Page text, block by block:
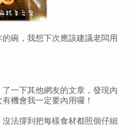
碗，我想下次應該建議老闆用
一下其他網友的文章，發現內
機會我一定要內用囉！
法撐到把每樣食材都照個仔細